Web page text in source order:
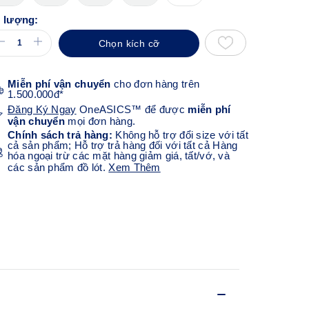
lượng:
Chọn kích cỡ
Miễn phí vận chuyển cho đơn hàng trên
1.500.000đ*
Đăng Ký Ngay OneASICS™ để được miễn phí
vận chuyển mọi đơn hàng.
Chính sách trả hàng: Không hỗ trợ đổi size với tất
cả sản phẩm; Hỗ trợ trả hàng đối với tất cả Hàng
hóa ngoại trừ các mặt hàng giảm giá, tất/vớ, và
các sản phẩm đồ lót.Xem Thêm